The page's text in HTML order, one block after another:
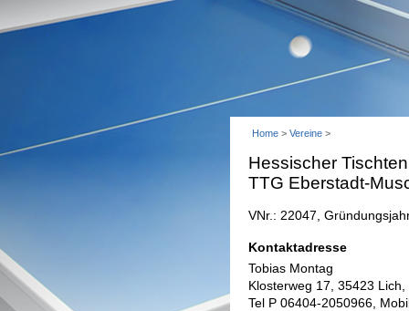
Home > Vereine >
Hessischer
TTG Eberstadt-
VNr.: 22047,
Kontaktadresse
Tobias Montag
Klosterweg 17, 35423
Tel P 06404-2050966,